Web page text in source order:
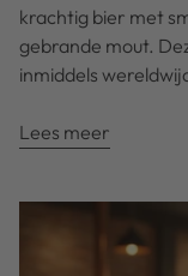
krachtig bier met
gebrande mout.
inmiddels
Lees meer